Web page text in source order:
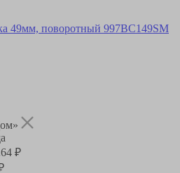
49мм, поворотный 997BC149SM
₽